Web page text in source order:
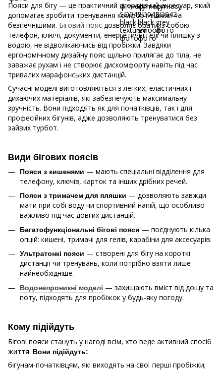
Пояси для бігу — це практичний спортивний аксесуар, який
допомагає зробити тренування комфортнішими та
безпечнішими. Біговий пояс дозволяє брати із собою
телефон, ключі, документи, енергетичні гелі чи пляшку з
водою, не відволікаючись від пробіжки. Завдяки
ергономічному дизайну пояс щільно прилягає до тіла, не
заважає рухам і не створює дискомфорту навіть під час
тривалих марафонських дистанцій.
Сучасні моделі виготовляються з легких, еластичних і
дихаючих матеріалів, які забезпечують максимальну
зручність. Вони підходять як для початківців, так і для
професійних бігунів, адже дозволяють тренуватися без
зайвих турбот.
Види бігових поясів
Пояси з кишенями — мають спеціальні відділення для
телефону, ключів, карток та інших дрібних речей.
Пояси з тримачем для пляшки — дозволяють завжди
мати при собі воду чи спортивний напій, що особливо
важливо під час довгих дистанцій.
Багатофункціональні бігові пояси — поєднують кілька
опцій: кишені, тримачі для гелів, карабіни для аксесуарів.
Ультратонкі пояси — створені для бігу на короткі
дистанції чи тренувань, коли потрібно взяти лише
найнеобхідніше.
Водонепроникні моделі — захищають вміст від дощу та
поту, підходять для пробіжок у будь-яку погоду.
Кому підійдуть
Бігові пояси стануть у нагоді всім, хто веде активний спосіб
життя. Вони підійдуть:
бігунам-початківцям, які виходять на свої перші пробіжки;